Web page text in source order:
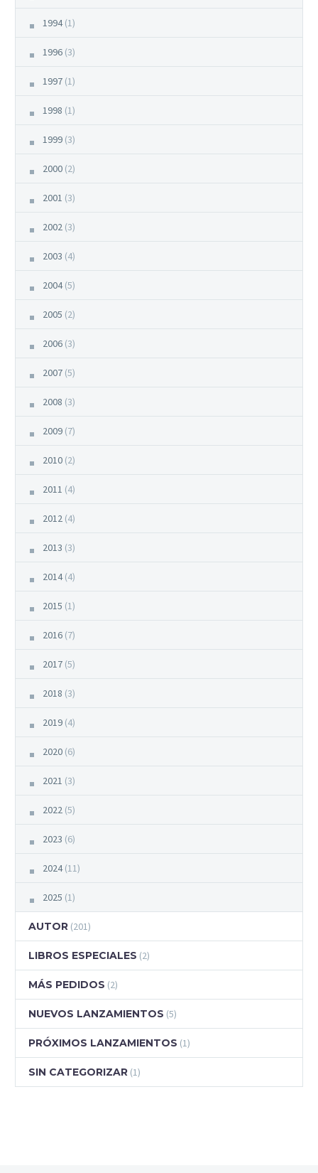
1994 (1)
1996 (3)
1997 (1)
1998 (1)
1999 (3)
2000 (2)
2001 (3)
2002 (3)
2003 (4)
2004 (5)
2005 (2)
2006 (3)
2007 (5)
2008 (3)
2009 (7)
2010 (2)
2011 (4)
2012 (4)
2013 (3)
2014 (4)
2015 (1)
2016 (7)
2017 (5)
2018 (3)
2019 (4)
2020 (6)
2021 (3)
2022 (5)
2023 (6)
2024 (11)
2025 (1)
AUTOR (201)
LIBROS ESPECIALES (2)
MÁS PEDIDOS (2)
NUEVOS LANZAMIENTOS (5)
PRÓXIMOS LANZAMIENTOS (1)
SIN CATEGORIZAR (1)